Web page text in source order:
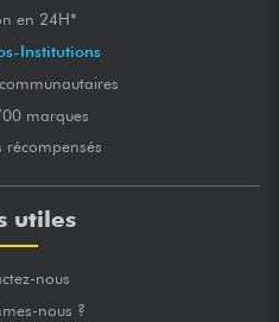
en 24H*
Institutions
marques
récompensés
utiles
nous
nous ?